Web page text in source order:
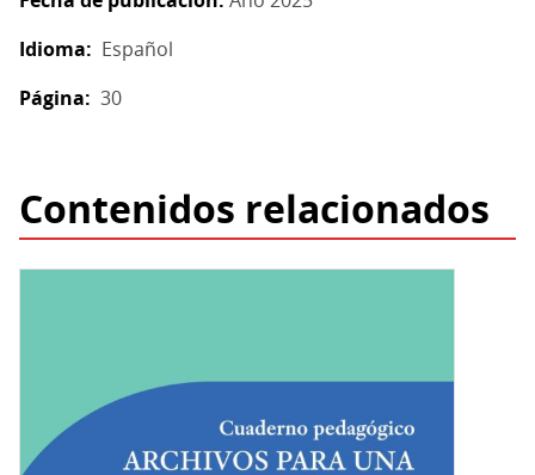
Idioma
Español
Página
30
Contenidos relacionados